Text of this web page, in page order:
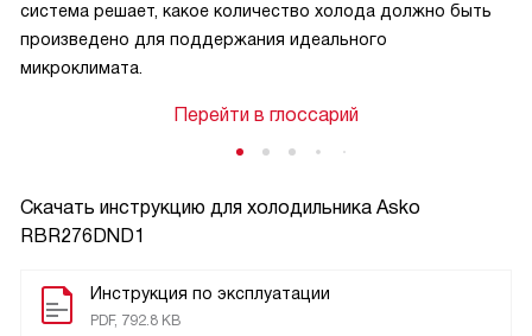
Скачать инструкцию для холодильника Asko
RBR276DND1
Инструкция по эксплуатации
PDF, 792.8 KB
система решает, какое количество холода должно быть
произведено для поддержания идеального
микроклимата.
Перейти в глоссарий